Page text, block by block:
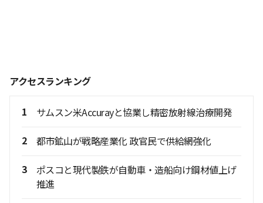
アクセスランキング
1 サムスン米Accurayと協業し精密放射線治療開発
2 都市鉱山が戦略産業化 政官民で供給網強化
3
ポスコと現代製鉄が自動車・造船向け鋼材値上げ
推進